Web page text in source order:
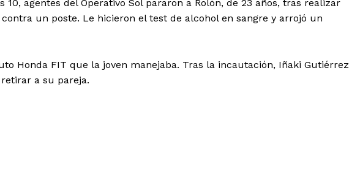
agentes del Operativo Sol pararon a Rolón, de 23 años, tras realizar
un poste. Le hicieron el test de alcohol en sangre y arrojó un
Honda FIT que la joven manejaba. Tras la incautación, Iñaki Gutiérrez
a su pareja.